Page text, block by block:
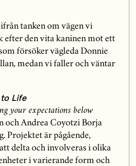
tanken om vägen vi
efter den vita kaninen mot ett
försöker vägleda Donnie
medan vi faller och väntar
Life
your expectations below
och Andrea Coyotzi Borja
Projektet är pågående,
delta och involveras i olika
i varierande form och